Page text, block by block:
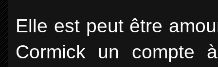
Elle est peut être
Cormick un compte